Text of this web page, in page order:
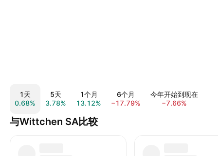
1天
0.68%
5天
3.78%
1个月
13.12%
6个月
−17.79%
今年开始到现在
−7.66%
与Wittchen SA比较